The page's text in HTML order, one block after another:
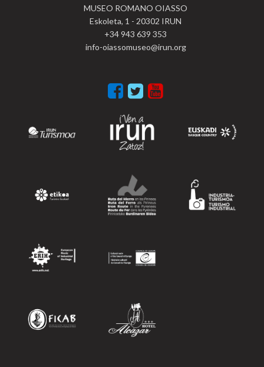
MUSEO ROMANO OIASSO
Eskoleta, 1 - 20302 IRUN
+34 943 639 353
info-oiassomuseo@irun.org